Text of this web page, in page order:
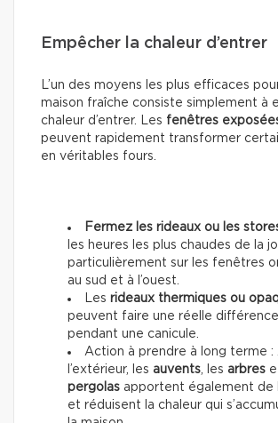
Empêcher la chaleur d’entrer
L’un des moyens les plus efficaces
maison fraîche consiste simplement à
chaleur d’entrer. Les fenêtres
peuvent rapidement transformer
en véritables fours.
Fermez les rideaux ou les
les heures les plus chaudes de la
particulièrement sur les fenêtres
au sud et à l’ouest.
Les rideaux thermiques ou
peuvent faire une réelle différence
pendant une canicule.
Action à prendre à long terme :
l’extérieur, les auvents, les arbres
pergolas apportent également de
et réduisent la chaleur qui